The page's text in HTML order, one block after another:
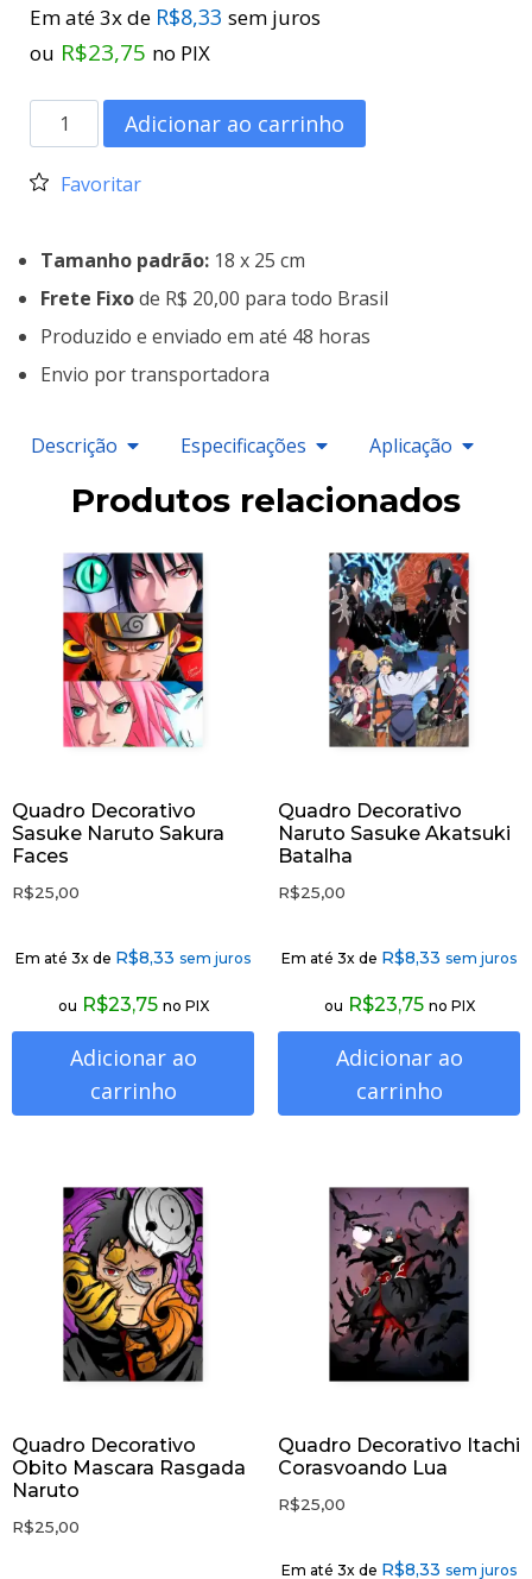
Em até 3x de R$8,33 sem juros
ou R$23,75 no PIX
Adicionar ao carrinho
Favoritar
Tamanho padrão: 18 x 25 cm
Frete Fixode R$ 20,00 para todo Brasil
Produzido e enviado em até 48 horas
Envio por transportadora
Descrição Especificações Aplicação
Produtos relacionados
Quadro Decorativo
Sasuke Naruto Sakura
Faces
R$25,00
Em até 3x de R$8,33 sem juros
ou R$23,75 no PIX
Adicionar ao
carrinho
Quadro Decorativo
Naruto Sasuke Akatsuki
Batalha
R$25,00
Em até 3x de R$8,33 sem juros
ou R$23,75 no PIX
Adicionar ao
carrinho
Quadro Decorativo
Obito Mascara Rasgada
Naruto
R$25,00
Quadro Decorativo Itachi
Corasvoando Lua
R$25,00
Em até 3x de R$8,33 sem juros